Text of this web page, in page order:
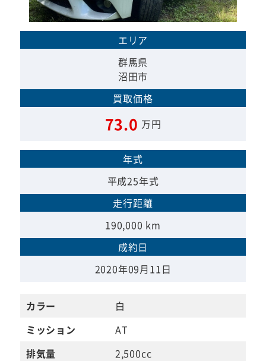
エリア
群馬県
沼田市
買取価格
73.0 万円
年式
平成25年式
走行距離
190,000 km
成約日
2020年09月11日
カラー
白
ミッション
AT
排気量
2,500cc